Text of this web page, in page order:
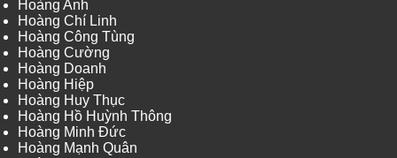
Hoàng Anh
Hoàng Chí Linh
Hoàng Công Tùng
Hoàng Cường
Hoàng Doanh
Hoàng Hiệp
Hoàng Huy Thục
Hoàng Hồ Huỳnh Thông
Hoàng Minh Đức
Hoàng Mạnh Quân